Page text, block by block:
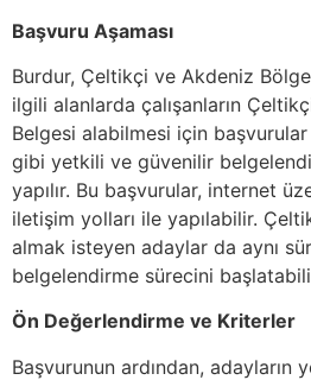
Başvuru Aşaması
Burdur, Çeltikçi ve Akdeniz
ilgili alanlarda çalışanların
Belgesi alabilmesi için
gibi yetkili ve güvenilir
yapılır. Bu başvurular, internet
iletişim yolları ile yapılabilir.
almak isteyen adaylar da aynı
belgelendirme sürecini
Ön Değerlendirme ve Kriterler
Başvurunun ardından, adayların